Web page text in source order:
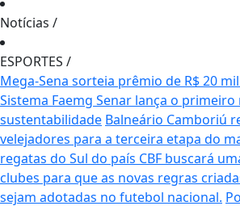
Notícias /
ESPORTES /
Mega-Sena sorteia prêmio de R$ 20
Sistema Faemg Senar lança o
sustentabilidade Balneário Camboriú
velejadores para a terceira etapa do
regatas do Sul do país CBF buscará
clubes para que as novas regras
sejam adotadas no futebol nacional.